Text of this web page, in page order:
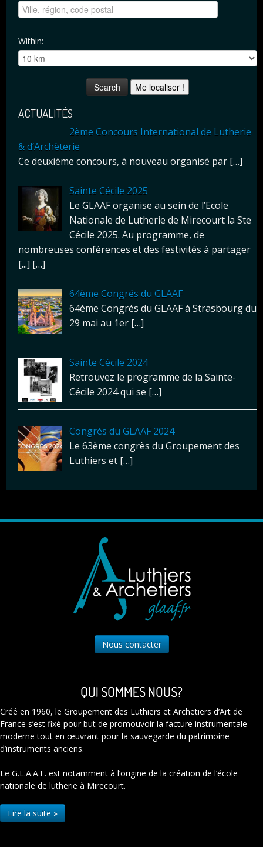
Within:
Me localiser !
ACTUALITÉS
2ème Concours International de Lutherie
& d’Archèterie
Ce deuxième concours, à nouveau organisé par […]
Sainte Cécile 2025
Le GLAAF organise au sein de l’Ecole
Nationale de Lutherie de Mirecourt la Ste
Cécile 2025. Au programme, de
nombreuses conférences et des festivités à partager
[...] […]
64ème Congrés du GLAAF
64ème Congrés du GLAAF à Strasbourg du
29 mai au 1er […]
Sainte Cécile 2024
Retrouvez le programme de la Sainte-
Cécile 2024 qui se […]
Congrès du GLAAF 2024
Le 63ème congrès du Groupement des
Luthiers et […]
Nous contacter
QUI SOMMES NOUS?
Créé en 1960, le Groupement des Luthiers et Archetiers d’Art de
France s’est fixé pour but de promouvoir la facture instrumentale
moderne tout en œuvrant pour la sauvegarde du patrimoine
d’instruments anciens.
Le G.L.A.A.F. est notamment à l’origine de la création de l’école
nationale de lutherie à Mirecourt.
Lire la suite »